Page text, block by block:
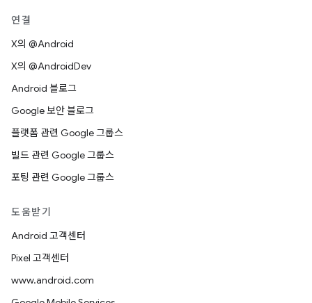
연결
X의 @Android
X의 @AndroidDev
Android 블로그
Google 보안 블로그
플랫폼 관련 Google 그룹스
빌드 관련 Google 그룹스
포팅 관련 Google 그룹스
도움받기
Android 고객센터
Pixel 고객센터
www.android.com